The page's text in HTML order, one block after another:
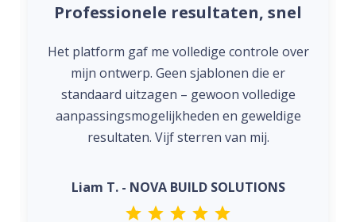
Professionele resultaten, snel
Het platform gaf me volledige controle over
mijn ontwerp. Geen sjablonen die er
standaard uitzagen – gewoon volledige
aanpassingsmogelijkheden en geweldige
resultaten. Vijf sterren van mij.
Liam T. - NOVA BUILD SOLUTIONS